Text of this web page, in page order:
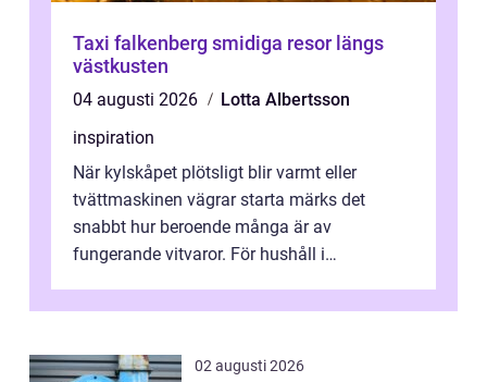
Taxi falkenberg smidiga resor längs
västkusten
04 augusti 2026
Lotta Albertsson
inspiration
När kylskåpet plötsligt blir varmt eller
tvättmaskinen vägrar starta märks det
snabbt hur beroende många är av
fungerande vitvaror. För hushåll i
vitvaruservice en...
02 augusti 2026